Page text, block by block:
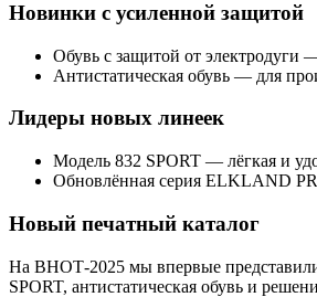
Новинки с усиленной защитой
Обувь с защитой от электродуги
Антистатическая обувь — для
Лидеры новых линеек
Модель 832 SPORT — лёгкая и
Обновлённая серия ELKLAND
Новый печатный каталог
На ВНОТ-2025 мы впервые
SPORT, антистатическая обувь и